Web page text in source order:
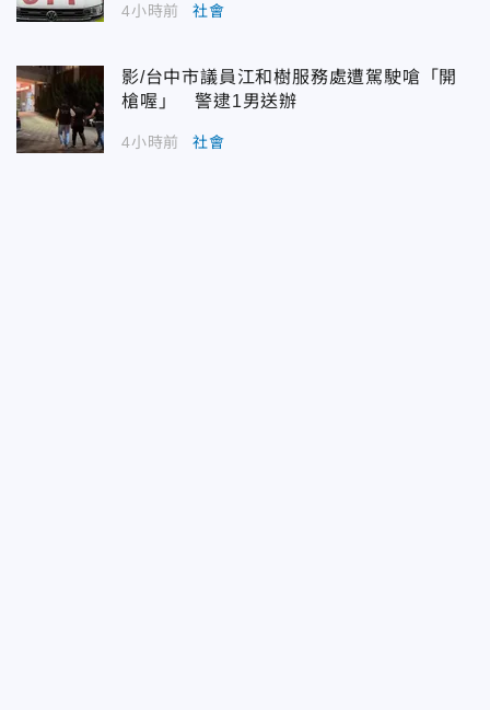
4小時前 社會
影/台中市議員江和樹服務處遭駕駛嗆「開
槍喔」 警逮1男送辦
4小時前 社會